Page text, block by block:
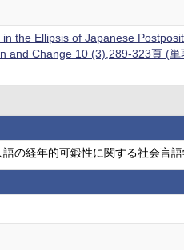
the Ellipsis of Japanese
and Change 10 (3),289-323頁 (単
の経年的可鍛性に関する社会言